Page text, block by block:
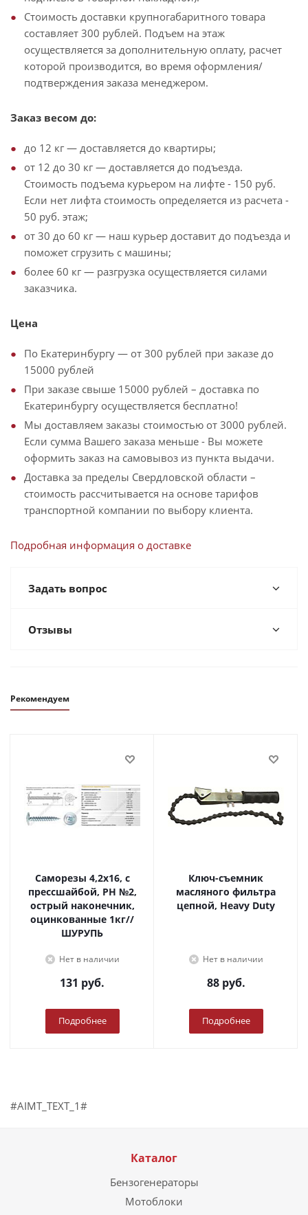
Стоимость доставки крупногабаритного товара
составляет 300 рублей. Подъем на этаж
осуществляется за дополнительную оплату, расчет
которой производится, во время оформления/
подтверждения заказа менеджером.
Заказ весом до:
до 12 кг — доставляется до квартиры;
от 12 до 30 кг — доставляется до подъезда.
Стоимость подъема курьером на лифте - 150 руб.
Если нет лифта стоимость определяется из расчета -
50 руб. этаж;
от 30 до 60 кг — наш курьер доставит до подъезда и
поможет сгрузить с машины;
более 60 кг — разгрузка осуществляется силами
заказчика.
Цена
По Екатеринбургу — от 300 рублей при заказе до
15000 рублей
При заказе свыше 15000 рублей – доставка по
Екатеринбургу осуществляется бесплатно!
Мы доставляем заказы стоимостью от 3000 рублей.
Если сумма Вашего заказа меньше - Вы можете
оформить заказ на самовывоз из пункта выдачи.
Доставка за пределы Свердловской области –
стоимость рассчитывается на основе тарифов
транспортной компании по выбору клиента.
Подробная информация о доставке
Задать вопрос
Отзывы
Рекомендуем
Саморезы 4,2х16, с
прессшайбой, PH №2,
острый наконечник,
оцинкованные 1кг//
ШУРУПЬ
Нет в наличии
131 руб.
Подробнее
Ключ-съемник
масляного фильтра
цепной, Heavy Duty
Нет в наличии
88руб.
Подробнее
#AIMT_TEXT_1#
Каталог
Бензогенераторы
Мотоблоки